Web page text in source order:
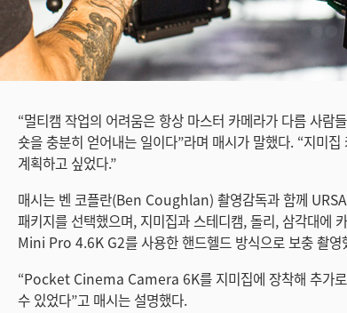
“멀티캠 작업의 어려움은 항상 마스터 카메라가 다름 사람
숏을 충분히 얻어내는 일이다”라며 매시가 말했다. “지미
계획하고 싶었다.”
매시는 벤 코플란(Ben Coughlan) 촬영감독과 함께
패키지를 선택했으며, 지미집과 스테디캠, 돌리, 삼각대에
Mini Pro 4.6K G2를 사용한 핸드헬드 방식으로 보충 촬영
“Pocket Cinema Camera 6K를 지미집에 장착해 추가로
수 있었다”고 매시는 설명했다.